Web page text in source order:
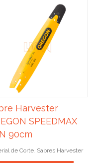
Harvester
SPEEDMAX
90cm
de Corte Sabres Harvester